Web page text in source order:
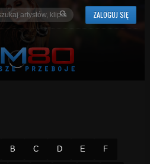
ZALOGUJ SIĘ
B C D E F